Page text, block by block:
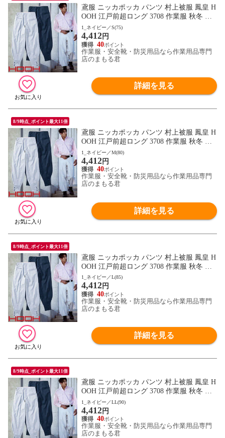
鳶服 ニッカポッカ パンツ 村上被服 鳳皇 H
OOH 江戸前超ロング 3708 作業服 秋冬 通
年 自然な着心地 動きやすい 夏用綿100%
1_ネイビー／S(75)
4,412円
40
作業服・安全靴・防災用品なら作業用品専門
店のまもる君
詳細を見る
8/9時点_ポイント最大11倍
鳶服 ニッカポッカ パンツ 村上被服 鳳皇 H
OOH 江戸前超ロング 3708 作業服 秋冬 通
年 自然な着心地 動きやすい 夏用綿100%
1_ネイビー／M(80)
4,412円
40
作業服・安全靴・防災用品なら作業用品専門
店のまもる君
詳細を見る
8/9時点_ポイント最大11倍
鳶服 ニッカポッカ パンツ 村上被服 鳳皇 H
OOH 江戸前超ロング 3708 作業服 秋冬 通
年 自然な着心地 動きやすい 夏用綿100%
1_ネイビー／L(85)
4,412円
40
作業服・安全靴・防災用品なら作業用品専門
店のまもる君
詳細を見る
8/9時点_ポイント最大11倍
鳶服 ニッカポッカ パンツ 村上被服 鳳皇 H
OOH 江戸前超ロング 3708 作業服 秋冬 通
年 自然な着心地 動きやすい 夏用綿100%
1_ネイビー／LL(90)
4,412円
40
作業服・安全靴・防災用品なら作業用品専門
店のまもる君